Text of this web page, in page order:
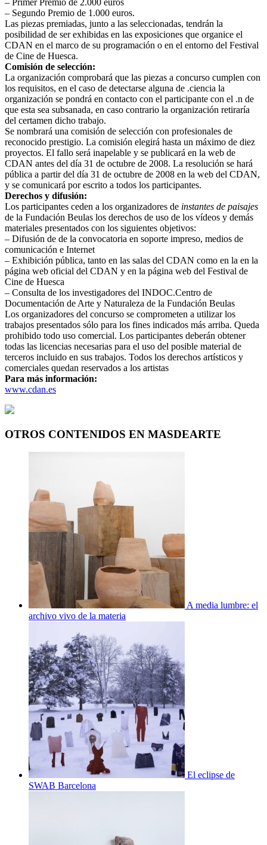
– Primer Premio de 2.000 euros
– Segundo Premio de 1.000 euros.
Las piezas premiadas, junto a las seleccionadas, tendrán la
posibilidad de ser exhibidas en las exposiciones que organice el
CDAN en el marco de su programación o en el entorno del Festival
de Cine de Huesca.
Comisión de selección:
La organización comprobará que las piezas a concurso cumplen con
los requisitos, en el caso de detectarse alguna de .ciencia la
organización se pondrá en contacto con el participante con el .n de
que esta sea subsanada, en caso contrario la organización retiraría
del certamen dicho trabajo.
Se nombrará una comisión de selección con profesionales de
reconocido prestigio. La comisión elegirá hasta un máximo de diez
proyectos. El fallo será inapelable y se publicará en la web de
CDAN antes del día 31 de octubre de 2008. La resolución se hará
pública a partir del día 31 de octubre de 2008 en la web del CDAN,
y se comunicará por escrito a todos los participantes.
Derechos y difusión:
Los participantes ceden a los organizadores de instantes de paisajes
de la Fundación Beulas los derechos de uso de los vídeos y demás
materiales presentados con los siguientes objetivos:
– Difusión de de la convocatoria en soporte impreso, medios de
comunicación e Internet
– Exhibición pública, tanto en las salas del CDAN como en la en la
página web oficial del CDAN y en la página web del Festival de
Cine de Huesca
– Consulta de los investigadores del INDOC.Centro de
Documentación de Arte y Naturaleza de la Fundación Beulas
Los organizadores del concurso se comprometen a utilizar los
trabajos presentados sólo para los fines indicados más arriba. Queda
prohibido todo uso comercial. Los participantes deberán obtener
todas las licencias necesarias para el uso del posible material de
terceros incluido en sus trabajos. Todos los derechos artísticos y
comerciales quedan reservados a los artistas
Para más información:
www.cdan.es
OTROS CONTENIDOS EN MASDEARTE
A media lumbre: el
archivo vivo de la materia
El eclipse de
SWAB Barcelona